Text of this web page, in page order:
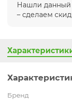
Нашли данный
– сделаем
Бренд